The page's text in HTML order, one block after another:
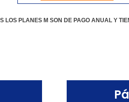
LOS PLANES M SON DE PAGO ANUAL Y